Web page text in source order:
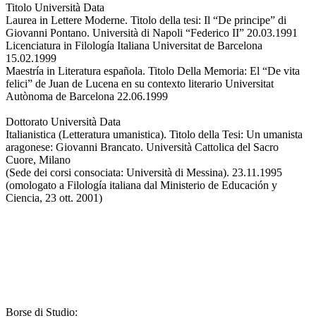
Titolo Università Data
Laurea in Lettere Moderne. Titolo della tesi: Il “De principe” di
Giovanni Pontano. Università di Napoli “Federico II” 20.03.1991
Licenciatura in Filología Italiana Universitat de Barcelona
15.02.1999
Maestría in Literatura española. Titolo Della Memoria: El “De vita
felici” de Juan de Lucena en su contexto literario Universitat
Autònoma de Barcelona 22.06.1999
Dottorato Università Data
Italianistica (Letteratura umanistica). Titolo della Tesi: Un umanista
aragonese: Giovanni Brancato. Università Cattolica del Sacro
Cuore, Milano
(Sede dei corsi consociata: Università di Messina). 23.11.1995
(omologato a Filología italiana dal Ministerio de Educación y
Ciencia, 23 ott. 2001)
Borse di Studio: